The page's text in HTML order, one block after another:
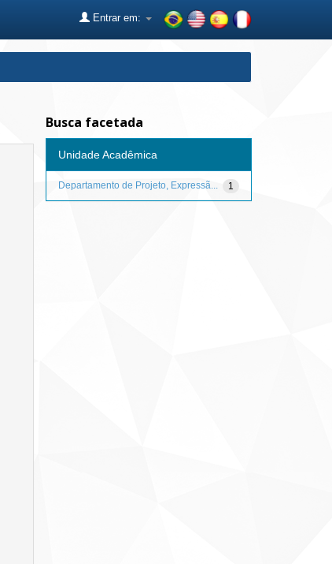
Entrar em:
Busca facetada
Unidade Acadêmica
1
Departamento de Projeto, Expressã...